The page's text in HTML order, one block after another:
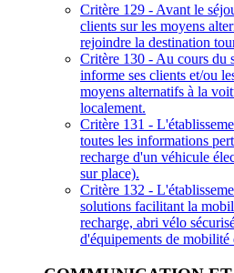
Critère 129 - Avant le
clients sur les moyens
rejoindre la destination
Critère 130 - Au cours du
informe ses clients et/ou
moyens alternatifs à la
localement.
Critère 131 -
toutes les informations
recharge d'un véhicule
sur place).
Critère 132 -
solutions facilitant la
recharge, abri vélo
d'équipements de mobilité